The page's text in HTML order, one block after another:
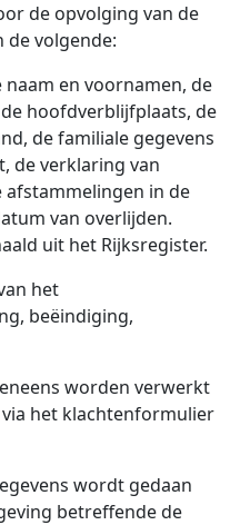
de opvolging van de
de volgende:
en voornamen, de
hoofdverblijfplaats, de
de familiale gegevens
de verklaring van
in de
van overlijden.
uit het Rijksregister.
het
beëindiging,
worden verwerkt
het klachtenformulier
wordt gedaan
betreffende de